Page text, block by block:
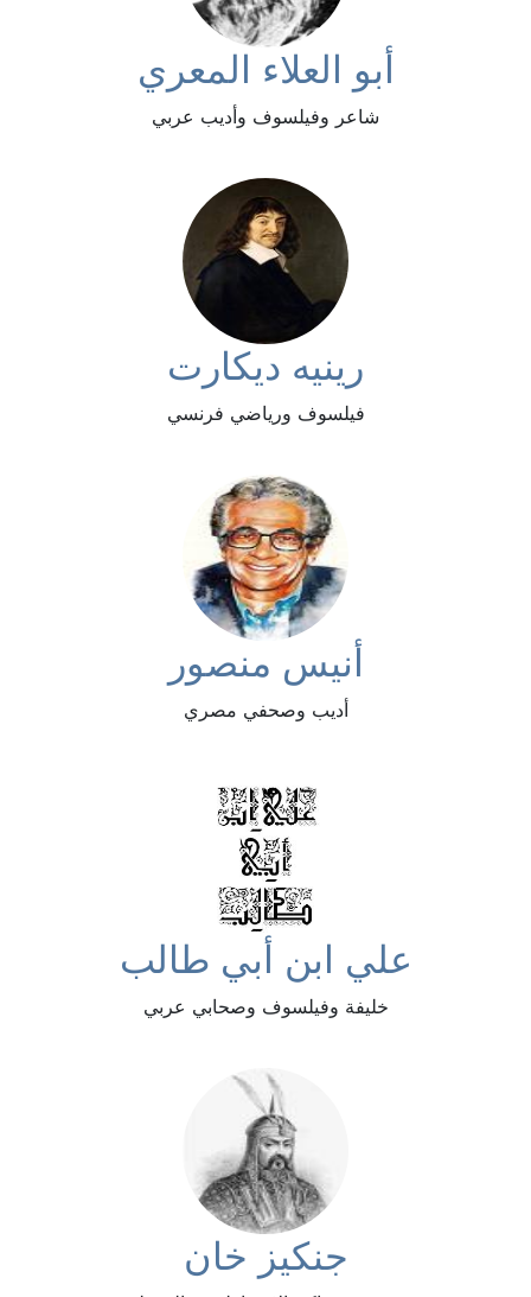
أبو العلاء المعري
شاعر وفيلسوف وأديب عربي
رينيه ديكارت
فيلسوف ورياضي فرنسي
أنيس منصور
أديب وصحفي مصري
علي ابن أبي طالب
خليفة وفيلسوف وصحابي عربي
جنكيز خان